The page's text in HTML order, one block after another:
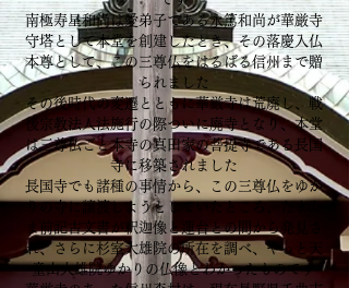
南極寿星和尚は愛弟子である永篤和尚が華厳寺
守塔として本堂を創建したとき、その落慶入仏
本尊として、この三尊仏をはるばる信州まで贈
られました
その後時代の変遷とともに華厳寺は荒廃し、戦
後宗教法人法施行の際ついに廃寺となり、本堂
は三尊仏ごと本寺の真田家の菩提寺である長国
寺に移築されました
長国寺でも諸種の事情から、この三尊仏をゆか
りの寺に譲渡しようとしていたところ、たまた
ま前記古文書が釈迦像と蓮台との間から発見さ
れ、さらに杉室大雄院の所在を調べ、やっと天
童山大雄院ゆかりの仏像とわかったものです